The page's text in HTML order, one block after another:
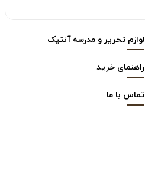
لوازم تحریر و مدرسه آنتیک
راهنمای خرید
تماس با ما